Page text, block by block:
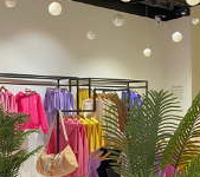
Оплата долями
Size guide
Обмен и возврат
Доставка и оплата
ПОКУПАТЕЛЯМ
в нашем Telegram-